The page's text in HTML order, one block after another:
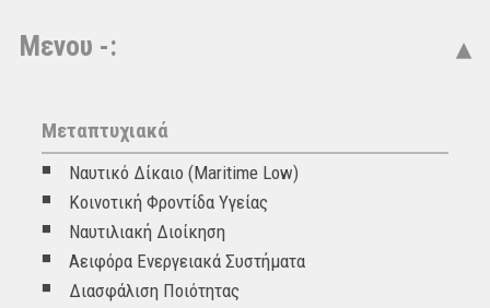
Μενου -:
Μεταπτυχιακά
Ναυτικό Δίκαιο (Maritime Low)
Κοινοτική Φροντίδα Υγείας
Ναυτιλιακή Διοίκηση
Αειφόρα Ενεργειακά Συστήματα
Διασφάλιση Ποιότητας